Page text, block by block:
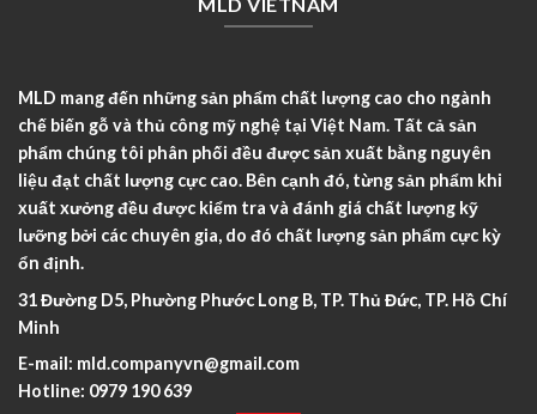
MLD VIETNAM
MLD mang đến những sản phẩm chất lượng cao cho ngành
chế biến gỗ và thủ công mỹ nghệ tại Việt Nam. Tất cả sản
phẩm chúng tôi phân phối đều được sản xuất bằng nguyên
liệu đạt chất lượng cực cao. Bên cạnh đó, từng sản phẩm khi
xuất xưởng đều được kiểm tra và đánh giá chất lượng kỹ
lưỡng bởi các chuyên gia, do đó chất lượng sản phẩm cực kỳ
ổn định.
31 Đường D5, Phường Phước Long B, TP. Thủ Đức, TP. Hồ Chí
Minh
E-mail: mld.companyvn@gmail.com
Hotline: 0979 190 639